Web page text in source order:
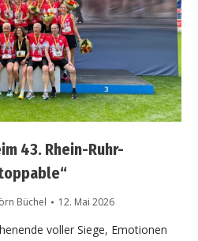
43. Rhein-Ruhr-
Büchel 12. Mai 2026
Siege, Emotionen